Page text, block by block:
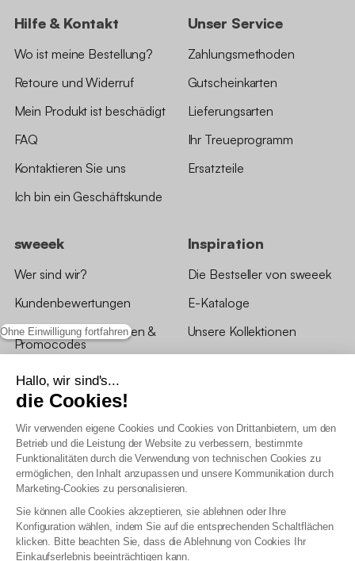
Ohne Einwilligung fortfahren
Hallo, wir sind's...
die Cookies!
Wir verwenden eigene Cookies und Cookies von Drittanbietern, um den
Betrieb und die Leistung der Website zu verbessern, bestimmte
Funktionalitäten durch die Verwendung von technischen Cookies zu
ermöglichen, den Inhalt anzupassen und unsere Kommunikation durch
Marketing-Cookies zu personalisieren.
Sie können alle Cookies akzeptieren, sie ablehnen oder Ihre
Konfiguration wählen, indem Sie auf die entsprechenden Schaltflächen
klicken. Bitte beachten Sie, dass die Ablehnung von Cookies Ihr
Einkaufserlebnis beeinträchtigen kann.
Hilfe & Kontakt
Wo ist meine Bestellung?
Retoure und Widerruf
Mein Produkt ist beschädigt
FAQ
Kontaktieren Sie uns
Ich bin ein Geschäftskunde
Unser Service
Zahlungsmethoden
Gutscheinkarten
Lieferungsarten
Ihr Treueprogramm
Ersatzteile
sweeek
Wer sind wir?
Kundenbewertungen
*Angebotsbedingungen &
Promocodes
Bewertungen von sweeek
Unsere Geschäfte
Inspiration
Die Bestseller von sweeek
E-Kataloge
Unsere Kollektionen
AGB Treueprogramm
Datenschutzrichtlinien
Allgemeine Geschäftsbedingungen für Geschäftskunden